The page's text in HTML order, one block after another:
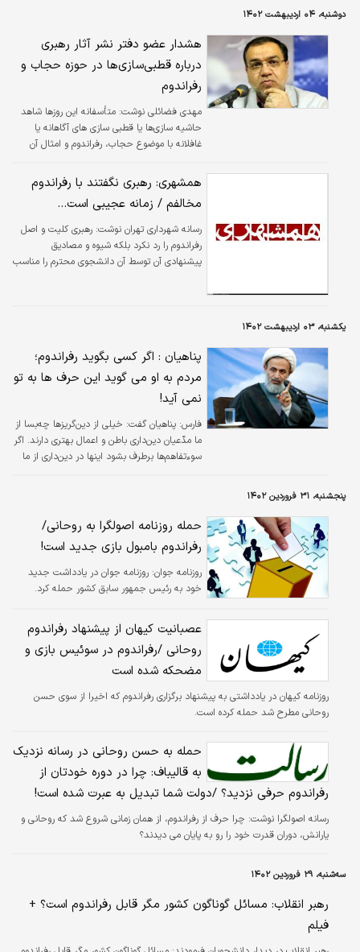
دوشنبه، ۰۴ اردیبهشت ۱۴۰۲
هشدار عضو دفتر نشر آثار رهبری
درباره قطبی‌سازی‌ها در حوزه حجاب و
رفراندوم
مهدی فضائلی نوشت: متأسفانه این روزها شاهد
حاشیه سازی‌ها یا قطبی سازی ‌های آگاهانه یا
غافلانه با موضوع حجاب، رفراندوم و امثال آن
همبستگی جامعه آسیب برساند و موجب
تقابل‌های خسارت ‌بار شود.
همشهری: رهبری نگفتند با رفراندوم
مخالفم / زمانه عجیبی است...
رسانه شهرداری تهران نوشت: رهبری کلیت و اصل
رفراندوم را رد نکرد بلکه شیوه و مصادیق
پیشنهادی آن توسط آن دانشجوی محترم را مناسب
یکشنبه، ۰۳ اردیبهشت ۱۴۰۲
پناهیان : اگر کسی بگوید رفراندوم؛
مردم به او می گوید این حرف ها به تو
نمی آید!
فارس: ​پناهیان گفت: خیلی از دین‌گریزها چه‌بسا از
ما مدّعیان دین‌داری باطن و اعمال بهتری دارند. اگر
سوءتفاهم‌ها برطرف بشود اینها در دین‌داری از ما
پنجشنبه، ۳۱ فروردین ۱۴۰۲
حمله روزنامه اصولگرا به روحانی/
رفراندوم بامبول بازی جدید است!
روزنامه جوان: روزنامه جوان در یادداشت جدید
خود به رئیس جمهور سابق کشور حمله کرد.
عصبانیت کیهان از پیشنهاد رفراندوم
روحانی /رفراندوم در سوئیس بازی و
مضحکه شده است
روزنامه کیهان در یادداشتی به پیشنهاد برگزاری رفراندوم که اخیرا از سوی حسن
روحانی مطرح شد حمله کرده است.
حمله به حسن روحانی در رسانه نزدیک
به قالیباف: چرا در دوره خودتان از
رفراندوم حرفی نزدید؟ /دولت شما تبدیل به عبرت شده است!
رسانه اصولگرا نوشت: چرا حرف از رفراندوم، از همان زمانی شروع شد که روحانی و
یارانش، دوران قدرت خود را رو به پایان می دیدند؟
سه‌شنبه، ۲۹ فروردین ۱۴۰۲
رهبر انقلاب: مسائل گوناگون کشور مگر قابل رفراندوم است؟ +
فیلم